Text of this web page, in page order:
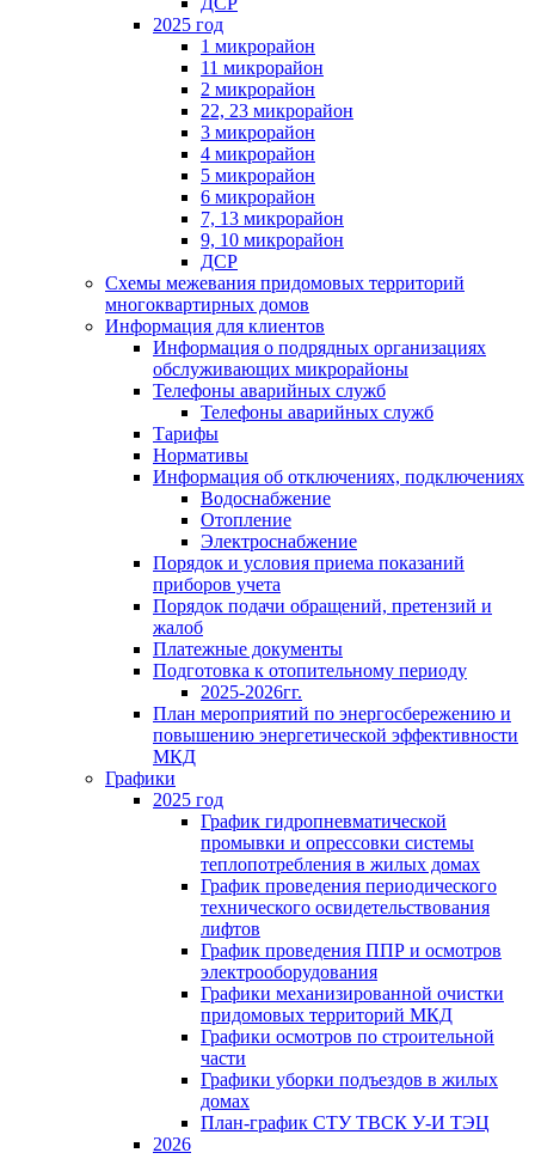
2025 год
1 микрорайон
11 микрорайон
2 микрорайон
22, 23 микрорайон
3 микрорайон
4 микрорайон
5 микрорайон
6 микрорайон
7, 13 микрорайон
9, 10 микрорайон
ДСР
Схемы межевания придомовых территорий
многоквартирных домов
Информация для клиентов
Информация о подрядных организациях
обслуживающих микрорайоны
Телефоны аварийных служб
Телефоны аварийных служб
Тарифы
Нормативы
Информация об отключениях, подключениях
Водоснабжение
Отопление
Электроснабжение
Порядок и условия приема показаний
приборов учета
Порядок подачи обращений, претензий и
жалоб
Платежные документы
Подготовка к отопительному периоду
2025-2026гг.
План мероприятий по энергосбережению и
повышению энергетической эффективности
МКД
Графики
2025 год
График гидропневматической
промывки и опрессовки системы
теплопотребления в жилых домах
График проведения периодического
технического освидетельствования
лифтов
График проведения ППР и осмотров
электрооборудования
Графики механизированной очистки
придомовых территорий МКД
Графики осмотров по строительной
части
Графики уборки подъездов в жилых
домах
План-график СТУ ТВСК У-И ТЭЦ
2026